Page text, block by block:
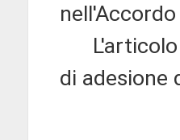
L'articolo
di adesione